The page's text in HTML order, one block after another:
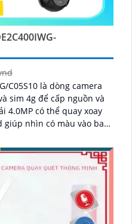
C05S10 là dòng camera
sim 4g để cấp nguồn và
4.0MP có thể quay xoay
giúp nhìn có màu vào ban